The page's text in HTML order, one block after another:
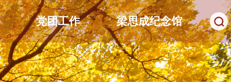
党团工作 梁思成纪念馆